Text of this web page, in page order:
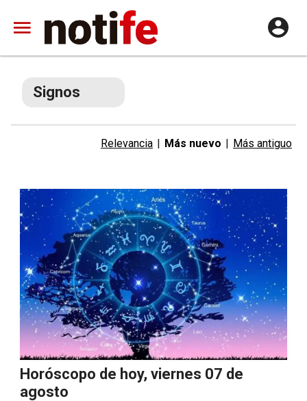
Signos
Relevancia | Más nuevo | Más antiguo
Horóscopo de hoy, viernes 07 de
agosto